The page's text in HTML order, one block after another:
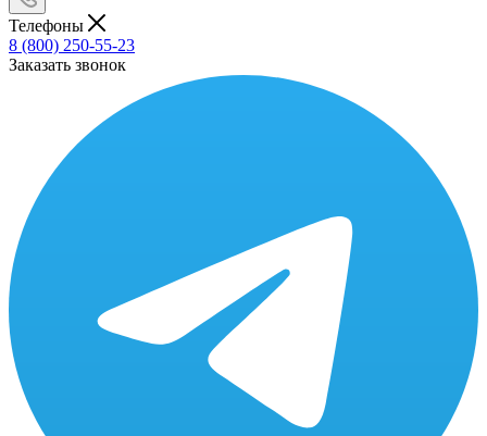
Телефоны
8 (800) 250-55-23
Заказать звонок